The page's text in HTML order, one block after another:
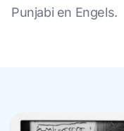
Punjabi en Engels.